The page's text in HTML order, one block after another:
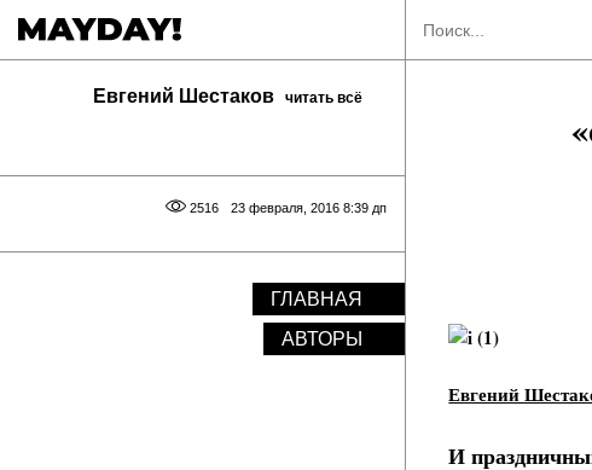
Евгений Шестаков читать всё
23 февраля, 2016 8:39 дп
2516
ГЛАВНАЯ
АВТОРЫ
Евгений
И